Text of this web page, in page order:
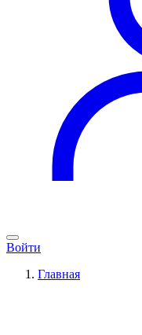
Войти
Главная